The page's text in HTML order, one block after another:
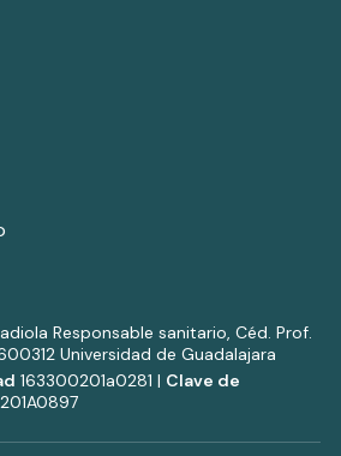
Responsable sanitario, Céd. Prof.
Universidad de Guadalajara
163300201a0281 | Clave de